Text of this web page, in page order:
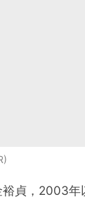
貞，2003年